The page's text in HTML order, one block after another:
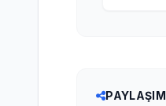
PAYLAŞIM